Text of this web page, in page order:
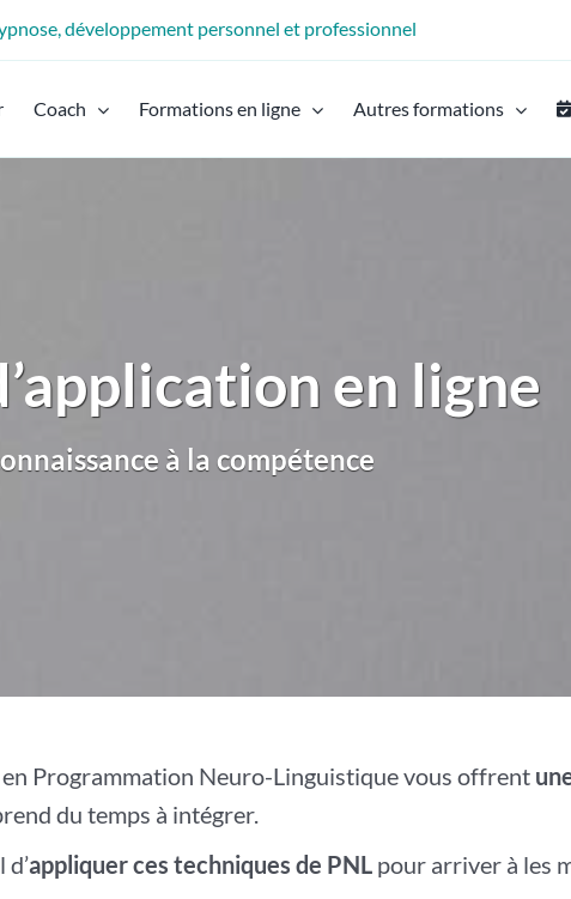
développement personnel et professionnel
Coach Formations en ligne Autres formations
en ligne
à la compétence
Programmation Neuro-Linguistique vous offrent
du temps à intégrer.
appliquer ces techniques de PNL pour arriver à les